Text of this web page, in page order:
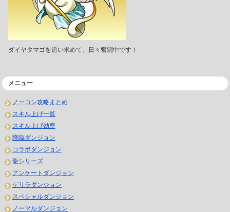
ダイヤタマゴを追い求めて、日々奮闘中です！
メニュー
ノーコン攻略まとめ
スキル上げ一覧
スキル上げ効率
降臨ダンジョン
コラボダンジョン
龍シリーズ
アンケートダンジョン
ゲリラダンジョン
スペシャルダンジョン
ノーマルダンジョン